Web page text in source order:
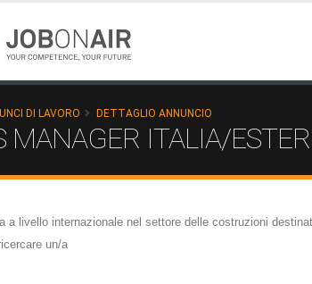
DI LAVORO DETTAGLIO ANNUNCIO
MANAGER ITALIA/
a livello internazionale nel settore delle costruzioni
un/a